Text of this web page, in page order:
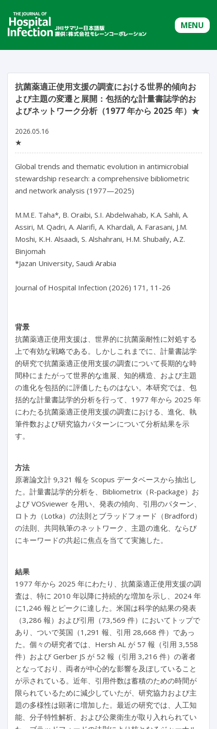
MENU
抗菌薬適正使用支援の調査における世界的傾向お
よび主題の変遷と展開：包括的な計量書誌学的お
よびネットワーク分析（1977 年から 2025 年）★
2026.05.16
★
Global trends and thematic evolution in antimicrobial
stewardship research: a comprehensive bibliometric
and network analysis (1977—2025)
M.M.E. Taha*, B. Oraibi, S.I. Abdelwahab, K.A. Sahli, A.
Assiri, M. Qadri, A. Alarifi, A. Khardali, A. Farasani, J.M.
Moshi, K.H. Alsaadi, S. Alshahrani, H.M. Shubaily, A.Z.
Binjomah
*Jazan University, Saudi Arabia
背景
抗菌薬適正使用支援は、世界的に抗菌薬耐性に対処する
上で有効な戦略である。しかしこれまでに、計量書誌学
的研究で抗菌薬適正使用支援の調査について長期的な時
間枠にまたがって世界的な進展、知的構造、および主題
の進化を包括的に評価したものはない。本研究では、包
括的な計量書誌学的分析を行って、1977 年から 2025 年
にわたる抗菌薬適正使用支援の調査における、進化、執
筆件数および研究協力パターンについて分析結果を示
す。
方法
原著論文計 9,321 報を Scopus データベースから抽出し
た。計量書誌学的分析を、Bibliometrix（R-package）お
よび VOSviewer を用い、発表の傾向、引用のパターン、
ロトカ（Lotka）の法則とブラッドフォード（Bradford）
の法則、共同執筆のネットワーク、主題の進化、ならび
にキーワードの共起に焦点を当てて実施した。
結果
1977 年から 2025 年にわたり、抗菌薬適正使用支援の調
査は、特に 2010 年以降に持続的な増加を示し、2024 年
に1,246 報とピークに達した。米国は科学的結果の発表
（3,286 報）および引用（73,569 件）においてトップで
あり、ついで英国（1,291 報、引用 28,668 件）であっ
た。個々の研究者では、Hersh AL が 57 報（引用 3,558
件）および Gerber JS が 52 報（引用 3,216 件）の著者
となっており、両者が中心的な影響を及ぼしていること
が示されている。近年、引用件数は蓄積のための時間が
限られているために減少していたが、研究協力および主
題の多様性は顕著に増加した。最近の研究では、人工知
能、分子特性解析、および公衆衛生が取り入れられてい